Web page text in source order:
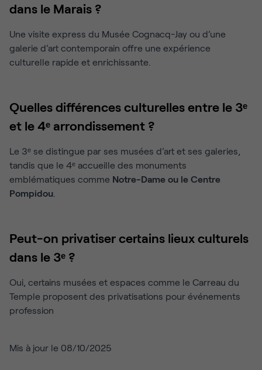
dans le Marais ?
Une visite express du Musée Cognacq-Jay ou d’une
galerie d’art contemporain offre une expérience
culturelle rapide et enrichissante.
Quelles différences culturelles entre le 3ᵉ
et le 4ᵉ arrondissement ?
Le 3ᵉ se distingue par ses musées d’art et ses galeries,
tandis que le 4ᵉ accueille des monuments
emblématiques comme Notre-Dame ou le Centre
Pompidou
Peut-on privatiser certains lieux culturels
dans le 3ᵉ ?
Oui, certains musées et espaces comme le Carreau du
Temple proposent des privatisations pour événements
profession
Mis à jour le 08/10/2025